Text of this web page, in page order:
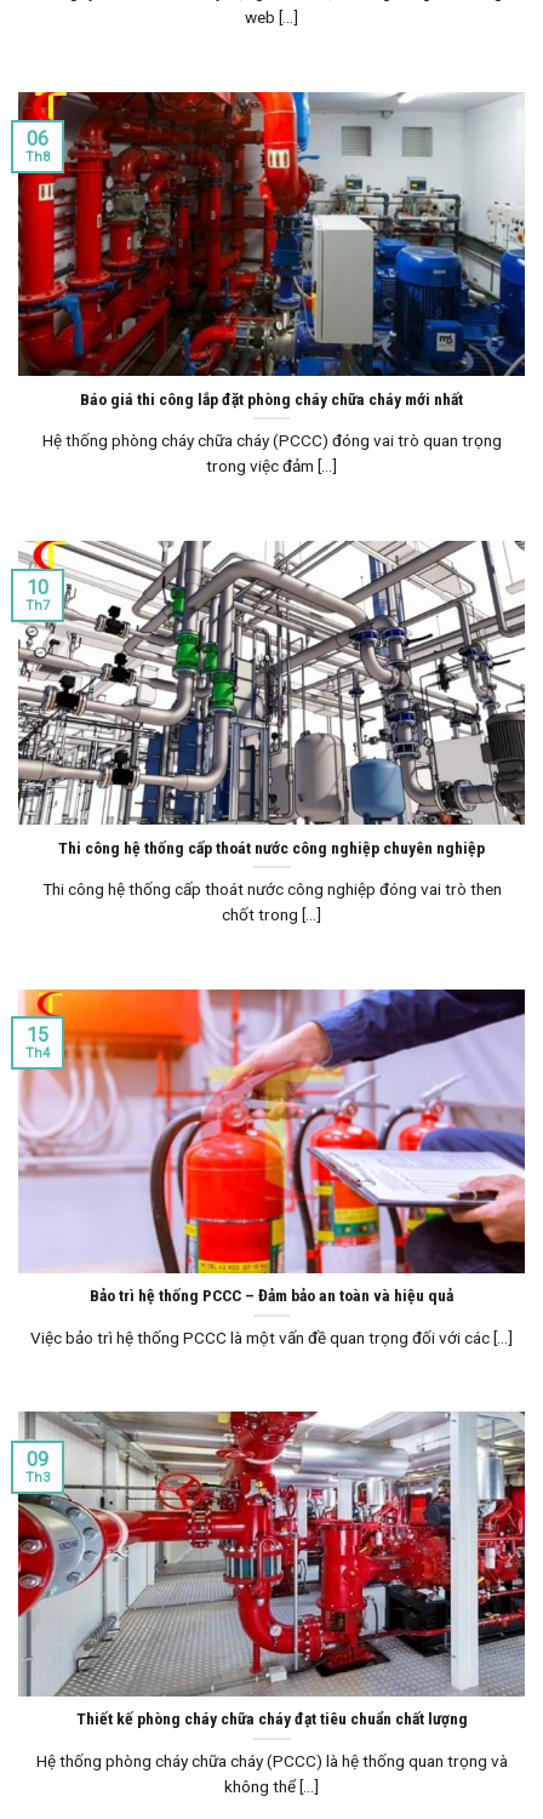
web [...]
Báo giá thi công lắp đặt phòng cháy chữa cháy mới nhất
Hệ thống phòng cháy chữa cháy (PCCC) đóng vai trò quan trọng
trong việc đảm [...]
06
Th8
Thi công hệ thống cấp thoát nước công nghiệp chuyên nghiệp
Thi công hệ thống cấp thoát nước công nghiệp đóng vai trò then
chốt trong [...]
10
Th7
Bảo trì hệ thống PCCC – Đảm bảo an toàn và hiệu quả
Việc bảo trì hệ thống PCCC là một vấn đề quan trọng đối với các [...]
15
Th4
Thiết kế phòng cháy chữa cháy đạt tiêu chuẩn chất lượng
Hệ thống phòng cháy chữa cháy (PCCC) là hệ thống quan trọng và
không thể [...]
09
Th3